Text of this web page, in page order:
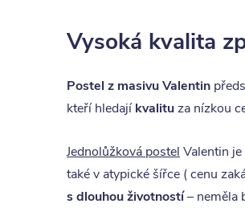
Vysoká kvalita
Postel z masivu Valentin
kteří hledajíkvalituza nízkou
Jednolůžková postel Valentin
také v atypické šířce ( cenu
s dlouhou životností– neměla